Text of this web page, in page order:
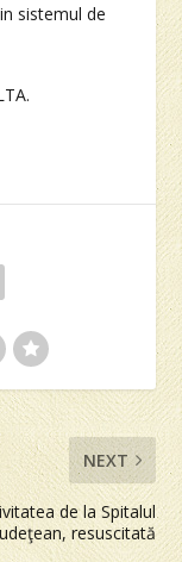
sistemul de
NEXT
de la Spitalul
resuscitată